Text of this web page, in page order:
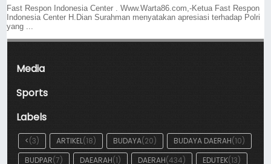
Fast Respon Indonesia Center . Www.Warta86.com,-Ketua Fast Respon
Indonesia Center H.Dian Surahman menyatakan apresiasi terhadap Polri
yang ...
Media
Sports
Labels
<(3) ARTIKEL(18) BUDAYA(20) BUDAYA DAERAH(10)
BUDPAR(7) DAEARAH(1) DAERAH(434) EDUTEK(13)